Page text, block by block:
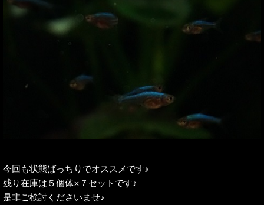
今回も状態ばっちりでオススメです♪
残り在庫は５個体×７セットです♪
是非ご検討くださいませ♪